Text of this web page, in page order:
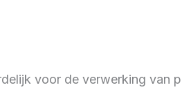
voor de verwerking van